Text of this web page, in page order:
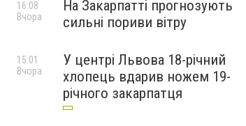
На Закарпатті прогнозують
сильні пориви вітру
16:08
Вчора
У центрі Львова 18-річний
хлопець вдарив ножем 19-
річного закарпатця
15:01
Вчора